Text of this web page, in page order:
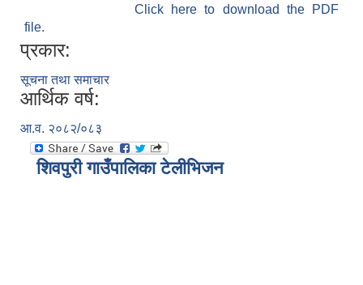
Click here to download the PDF
file.
प्रकार:
सूचना तथा समाचार
आर्थिक वर्ष:
आ.व. २०८२/०८३
शिवपुरी गाउँपालिका टेलीभिजन